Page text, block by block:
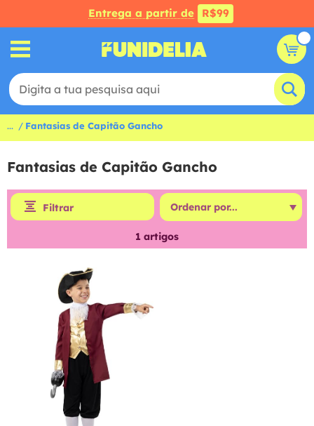
Entrega a partir de R$99
... Fantasias de Capitão Gancho
Fantasias de Capitão Gancho
Filtrar
1 artigos